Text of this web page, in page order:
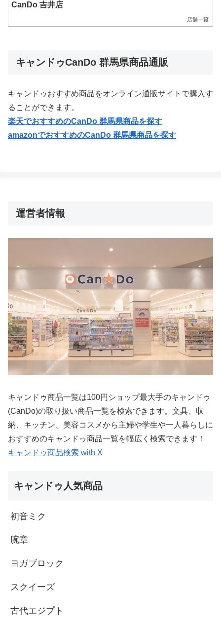
CanDo 吉井店
店舗一覧
キャンドゥCanDo 群馬県商品通販
キャンドゥおすすめ商品をオンライン通販サイトで購入す
ることができます。
楽天でおすすめのCanDo 群馬県商品を探す
amazonでおすすめのCanDo 群馬県商品を探す
運営者情報
キャンドゥ商品一覧は100円ショップ最大手のキャンドゥ
(CanDo)の取り扱い商品一覧を検索できます。文具、収
納、キッチン、美容コスメから主婦や学生や一人暮らしに
おすすめのキャンドゥ商品一覧を幅広く検索できます！
キャンドゥ商品検索 with X
キャンドゥ人気商品
初音ミク
腕章
ヨガブロック
スクイーズ
古代エジプト